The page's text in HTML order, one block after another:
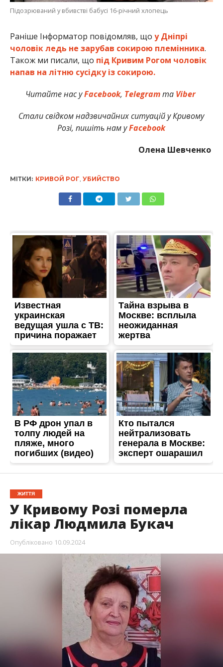
Підозрюваний у вбивстві бабусі 16-річний хлопець
Раніше Інформатор повідомляв, що у Дніпрі
чоловік ледь не зарубав сокирою племінника.
Також ми писали, що під Кривим Рогом чоловік
напав на літню сусідку із сокирою.
Читайте нас уFacebook, Telegramта Viber
Стали свідком надзвичайних ситуацій у Кривому
Розі, пишіть нам уFacebook
Олена Шевченко
МІТКИ: КРИВОЙ РОГ, УБИЙСТВО
ЖИТТЯ
У Кривому Розі померла
лікар Людмила Букач
Опубліковано 10.09.2024